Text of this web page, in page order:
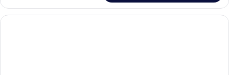
Kamar
Quadruple
Standar,